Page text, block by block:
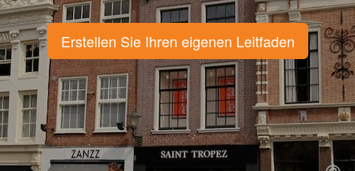
Erstellen Sie Ihren eigenen Leitfaden